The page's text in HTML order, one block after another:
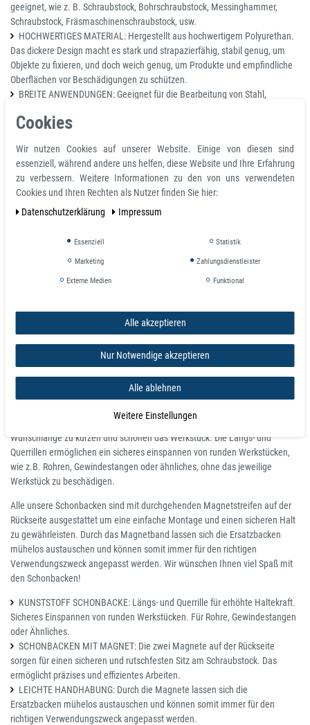
geeignet, wie z. B. Schraubstock, Bohrschraubstock, Messinghammer,
Schraubstock, Fräsmaschinenschraubstock, usw.
HOCHWERTIGES MATERIAL: Hergestellt aus hochwertigem Polyurethan.
Das dickere Design macht es stark und strapazierfähig, stabil genug, um
Objekte zu fixieren, und doch weich genug, um Produkte und empfindliche
Oberflächen vor Beschädigungen zu schützen.
BREITE ANWENDUNGEN: Geeignet für die Bearbeitung von Stahl,
Werkstücke. Es wird für die Holzbearbeitung, die Schmuckherstellung, das
Schleifen oder Hobeln, das Sägen und für Montagearbeiten verwendet.
Details:
Variabel nutzbar dank der hohen Verform- und Rückformbarkeit
aufgrund des synthetischen Gummis
Verformbarkeit der Oberfläche
Eingespannte Teile werden nicht magnetisiert aufgrund der speziellen
Auch für runde Werkstücke dank den eingearbeiteten Prismen
Die Schutzbacken werden im Set geliefert und sind deshalb sofort
Anwendung
Die Kunststoff Schutzbacken mit Magnet besitzen sowohl eine Längsrille,
Spannbacken. Kunststoff-Schonbacken bieten die Möglichkeit diese auf
Wunschlänge zu kürzen und schonen das Werkstück. Die Längs- und
Querrillen ermöglichen ein sicheres einspannen von runden Werkstücken,
wie z.B. Rohren, Gewindestangen oder ähnliches, ohne das jeweilige
Werkstück zu beschädigen.
Alle unsere Schonbacken sind mit durchgehenden Magnetstreifen auf der
Rückseite ausgestattet um eine einfache Montage und einen sicheren Halt
zu gewährleisten. Durch das Magnetband lassen sich die Ersatzbacken
mühelos austauschen und können somit immer für den richtigen
Verwendungszweck angepasst werden. Wir wünschen Ihnen viel Spaß mit
den Schonbacken!
KUNSTSTOFF SCHONBACKE: Längs- und Querrille für erhöhte Haltekraft.
Sicheres Einspannen von runden Werkstücken. Für Rohre, Gewindestangen
oder Ähnliches.
SCHONBACKEN MIT MAGNET: Die zwei Magnete auf der Rückseite
sorgen für einen sicheren und rutschfesten Sitz am Schraubstock. Das
ermöglicht präzises und effizientes Arbeiten.
LEICHTE HANDHABUNG: Durch die Magnete lassen sich die
Ersatzbacken mühelos austauschen und können somit immer für den
richtigen Verwendungszweck angepasst werden.
Cookies
Wir nutzen Cookies auf unserer Website. Einige von diesen sind
essenziell, während andere uns helfen, diese Website und Ihre Erfahrung
zu verbessern. Weitere Informationen zu den von uns verwendeten
Cookies und Ihren Rechten als Nutzer finden Sie hier:
Daten­schutz­erklärung
Impressum
Essenziell Statistik
Marketing Zahlungsdienstleister
Externe Medien Funktional
Alle akzeptieren
Nur Notwendige akzeptieren
Alle ablehnen
Weitere Einstellungen